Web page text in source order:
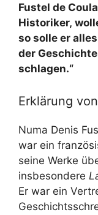
Fustel de
Historiker,
so solle er
der
schlagen.“
Erklärung von
Numa Denis
war ein
seine Werke
insbesondere
Er war ein